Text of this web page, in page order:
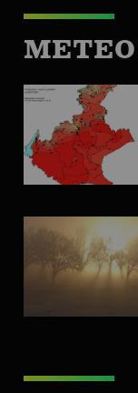
METEO